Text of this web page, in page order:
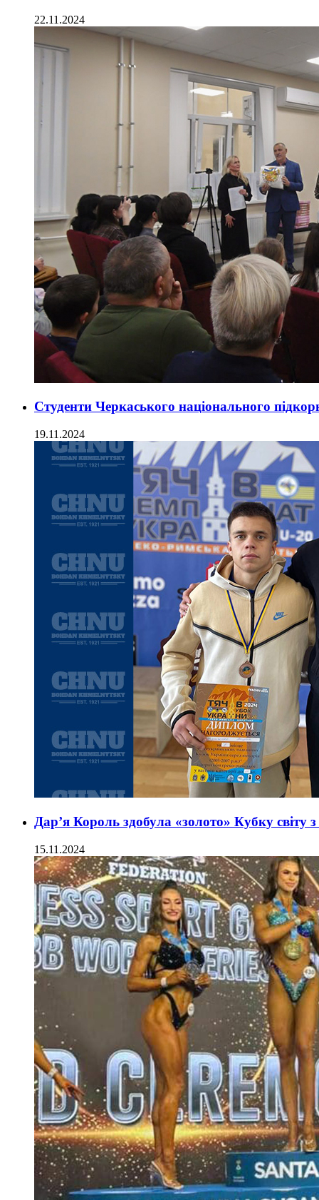
22.11.2024
Студенти Черкаського національного
19.11.2024
Дар’я Король здобула «золото» Кубку світу
15.11.2024